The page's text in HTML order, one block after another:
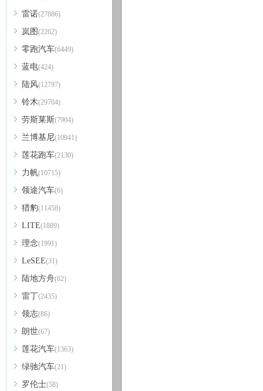
雷诺(27886)
岚图 (2262)
零跑汽车(6449)
蓝电(424)
陆风(12797)
铃木(29704)
劳斯莱斯(7904)
兰博基尼(10941)
莲花跑车(2130)
力帆(10715)
领途汽车(6)
猎豹(11458)
LITE(1889)
理念(1991)
LeSEE(31)
陆地方舟(62)
雷丁(2435)
领志(86)
朗世(67)
莲花汽车(1363)
绿驰汽车(21)
罗伦士(58)